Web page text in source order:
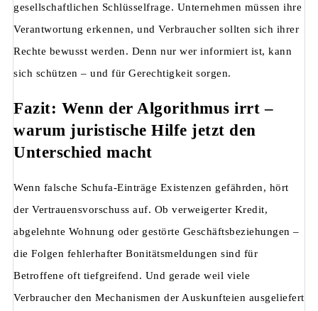
gesellschaftlichen Schlüsselfrage. Unternehmen müssen ihre
Verantwortung erkennen, und Verbraucher sollten sich ihrer
Rechte bewusst werden. Denn nur wer informiert ist, kann
sich schützen – und für Gerechtigkeit sorgen.
Fazit: Wenn der Algorithmus irrt –
warum juristische Hilfe jetzt den
Unterschied macht
Wenn falsche Schufa-Einträge Existenzen gefährden, hört
der Vertrauensvorschuss auf. Ob verweigerter Kredit,
abgelehnte Wohnung oder gestörte Geschäftsbeziehungen –
die Folgen fehlerhafter Bonitätsmeldungen sind für
Betroffene oft tiefgreifend. Und gerade weil viele
Verbraucher den Mechanismen der Auskunfteien ausgeliefert